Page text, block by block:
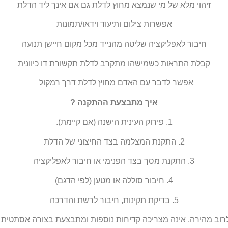
זיהוי מלא של מי שנמצא מחוץ לדלת גם אם אינך ליד הדלת
אפשרות צילום ותיעוד וידאו/תמונות
חיבור לאפליקציה שליטה מהנייד מכל מקום חיישן תנועה
קבלת התראות כשמישהו מתקרב לדלת תקשורת דו כיוונית
אפשר לדבר עם האדם מחוץ לדלת דרך רמקול
איך מתבצעת ההתקנה ?
1. פירוק העינית הישנה (אם קיימת).
2. התקנת המצלמה בצד החיצוני של הדלת
3. התקנת מסך בצד הפנימי או חיבור לאפליקציה
4. חיבור סוללה או מטען (לפי הדגם )
5. בדיקת תקינות, חיבור לרשת והדרכה
מהירה, אינה מצריכה קדיחות נוספות ומתבצעת בצורה אסתטית